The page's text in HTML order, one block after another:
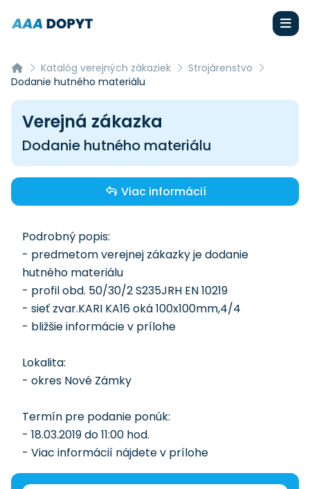
Katalóg verejných zákaziek
Strojárenstvo
Dodanie hutného materiálu
Verejná zákazka
Dodanie hutného materiálu
Viac informácií
Podrobný popis:
- predmetom verejnej zákazky je dodanie
hutného materiálu
- profil obd. 50/30/2 S235JRH EN 10219
- sieť zvar.KARI KA16 oká 100x100mm,4/4
- bližšie informácie v prílohe
Lokalita:
- okres Nové Zámky
Termín pre podanie ponúk:
- 18.03.2019 do 11:00 hod.
- Viac informácií nájdete v prílohe